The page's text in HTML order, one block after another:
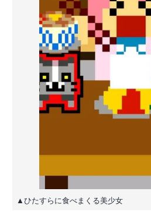
▲ひたすらに食べまくる美少女